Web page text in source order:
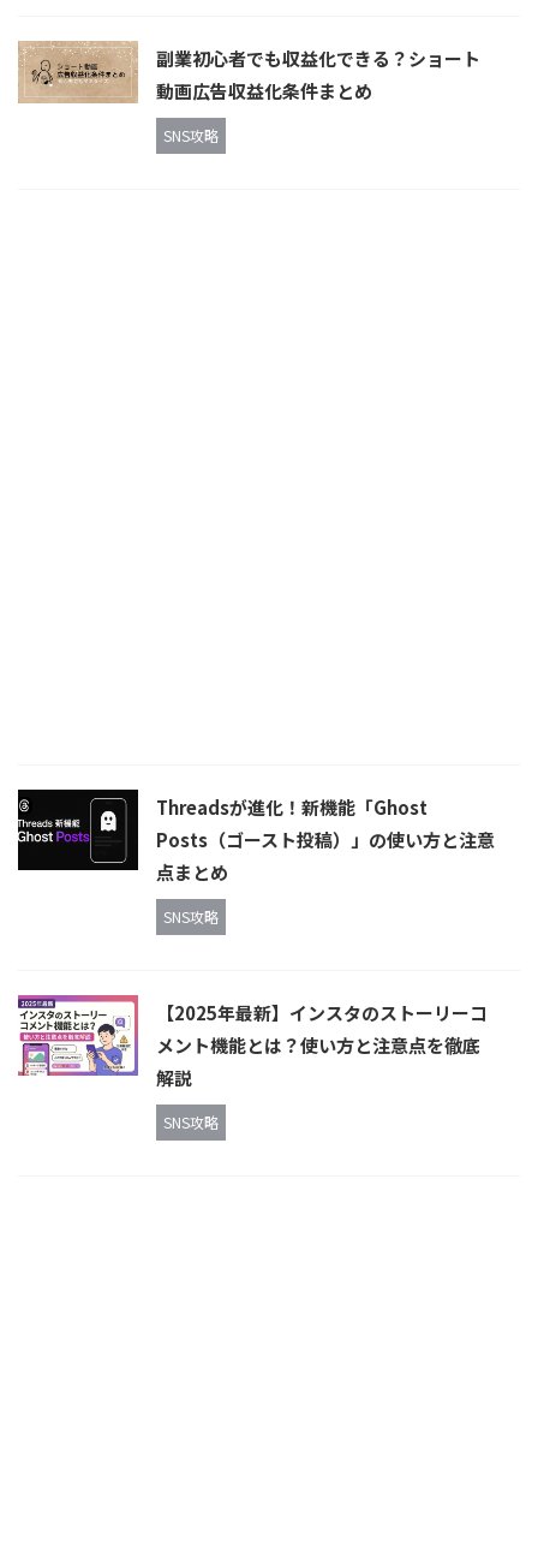
副業初心者でも収益化できる？ショート
動画広告収益化条件まとめ
SNS攻略
Threadsが進化！新機能「Ghost
Posts（ゴースト投稿）」の使い方と注意
点まとめ
SNS攻略
【2025年最新】インスタのストーリーコ
メント機能とは？使い方と注意点を徹底
解説
SNS攻略